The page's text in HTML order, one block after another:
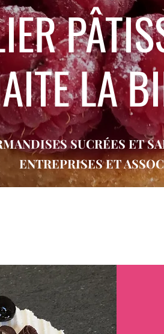
LA
SUCRÉES ET
ENTREPRISES ET